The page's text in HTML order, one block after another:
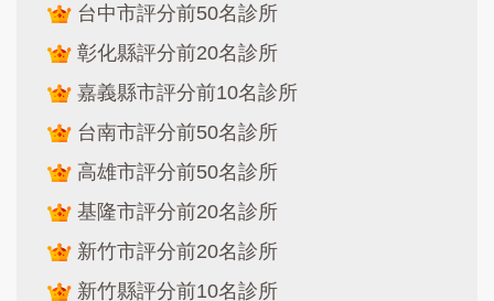
台中市評分前50名診所
彰化縣評分前20名診所
嘉義縣市評分前10名診所
台南市評分前50名診所
高雄市評分前50名診所
基隆市評分前20名診所
新竹市評分前20名診所
新竹縣評分前10名診所